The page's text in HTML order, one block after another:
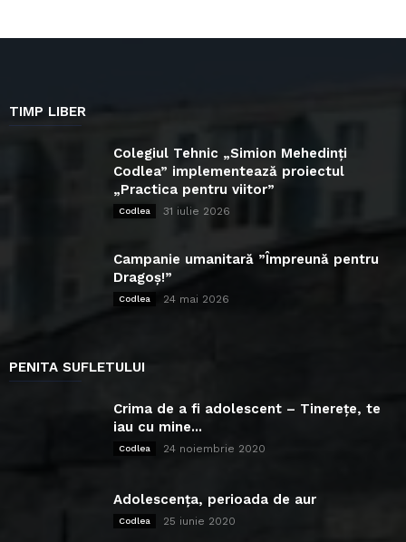
TIMP LIBER
Colegiul Tehnic „Simion Mehedinți
Codlea” implementează proiectul
„Practica pentru viitor”
Codlea 31 iulie 2026
Campanie umanitară ”Împreună pentru
Dragoș!”
Codlea 24 mai 2026
PENITA SUFLETULUI
Crima de a fi adolescent – Tinerețe, te
iau cu mine...
Codlea 24 noiembrie 2020
Adolescența, perioada de aur
Codlea 25 iunie 2020